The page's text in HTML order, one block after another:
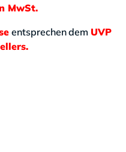
MwSt.
entsprechen dem UVP